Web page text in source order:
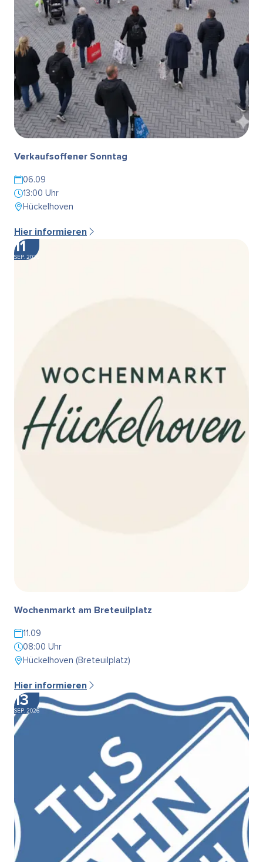
Verkaufsoffener Sonntag
06.09
13:00 Uhr
Hückelhoven
Hier informieren
11
SEP. 2026
Wochenmarkt am Breteuilplatz
11.09
08:00 Uhr
Hückelhoven (Breteuilplatz)
Hier informieren
13
SEP. 2026